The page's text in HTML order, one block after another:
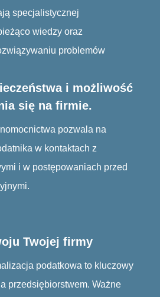
specjalistycznej
wiedzy oraz
problemów
i możliwość
się na firmie.
pozwala na
w kontaktach z
i w postępowaniach przed
Twojej firmy
podatkowa to kluczowy
przedsiębiorstwem. Ważne